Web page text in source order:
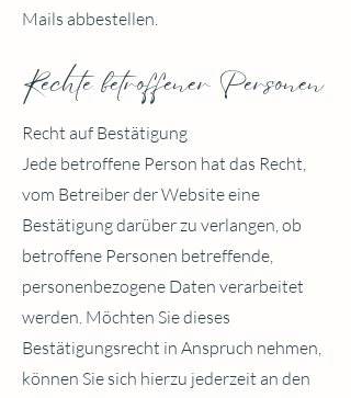
Mails abbestellen.
Rechte betroffener Personen
Recht auf Bestätigung
Jede betroffene Person hat das Recht,
vom Betreiber der Website eine
Bestätigung darüber zu verlangen, ob
betroffene Personen betreffende,
personenbezogene Daten verarbeitet
werden. Möchten Sie dieses
Bestätigungsrecht in Anspruch nehmen,
können Sie sich hierzu jederzeit an den